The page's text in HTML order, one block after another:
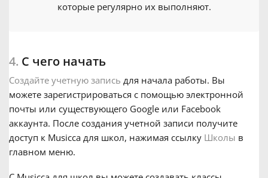
которые регулярно их выполняют.
4. С чего начать
Создайте учетную запись для начала работы. Вы
можете зарегистрироваться с помощью электронной
почты или существующего Google или Facebook
аккаунта. После создания учетной записи получите
доступ к Musicca для школ, нажимая ссылку Школы в
главном меню.